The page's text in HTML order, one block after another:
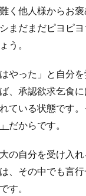
く他人様からお
まだまだピヨピ
う。
やった」と自分
、承認欲求乞食
ている状態です
だからです。
の自分を受け入
、その中でも言行
す。